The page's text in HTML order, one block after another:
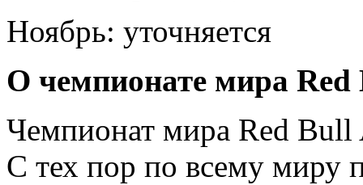
Ноябрь: уточняется
О чемпионате мира Red
Чемпионат мира Red Bull
С тех пор по всему миру